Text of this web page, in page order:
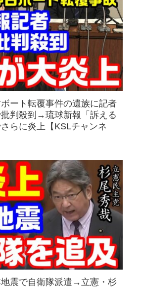
ボート転覆事件の遺族に記者
判殺到→琉球新報「訴える
らに炎上【KSLチャンネ
地震で自衛隊派遣→立憲・杉